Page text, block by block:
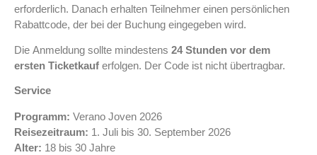
erforderlich. Danach erhalten Teilnehmer einen persönlichen
Rabattcode, der bei der Buchung eingegeben wird.
Die Anmeldung sollte mindestens 24 Stunden vor dem
ersten Ticketkauf erfolgen. Der Code ist nicht übertragbar.
Service
Programm: Verano Joven 2026
Reisezeitraum: 1. Juli bis 30. September 2026
Alter: 18 bis 30 Jahre